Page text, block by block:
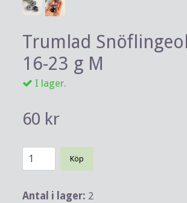
Trumlad
16-23 g M
I lager.
60 kr
Köp
Antal i lager: 2